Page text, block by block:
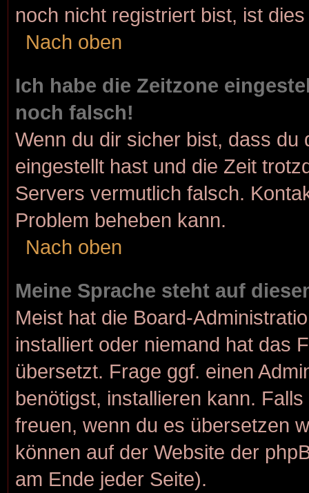
noch nicht registriert bist, ist
Nach oben
Ich habe die Zeitzone
noch falsch!
Wenn du dir sicher bist, dass
eingestellt hast und die Zeit
Servers vermutlich falsch.
Problem beheben kann.
Nach oben
Meine Sprache steht auf
Meist hat die Board-
installiert oder niemand hat das
übersetzt. Frage ggf. einen
benötigst, installieren kann.
freuen, wenn du es übersetzen
können auf der Website der
am Ende jeder Seite).